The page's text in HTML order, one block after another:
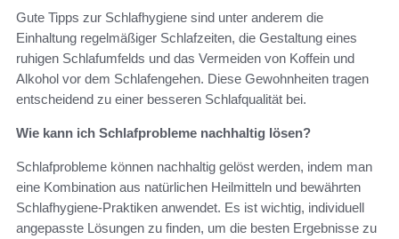
Gute Tipps zur Schlafhygiene sind unter anderem die
Einhaltung regelmäßiger Schlafzeiten, die Gestaltung eines
ruhigen Schlafumfelds und das Vermeiden von Koffein und
Alkohol vor dem Schlafengehen. Diese Gewohnheiten tragen
entscheidend zu einer besseren Schlafqualität bei.
Wie kann ich Schlafprobleme nachhaltig lösen?
Schlafprobleme können nachhaltig gelöst werden, indem man
eine Kombination aus natürlichen Heilmitteln und bewährten
Schlafhygiene-Praktiken anwendet. Es ist wichtig, individuell
angepasste Lösungen zu finden, um die besten Ergebnisse zu